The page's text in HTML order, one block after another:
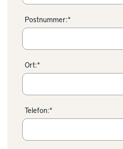
Postnummer:*
Ort:*
Telefon:*